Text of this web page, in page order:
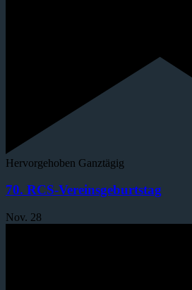
Hervorgehoben Ganztägig
70. RCS-Vereinsgeburtstag
Nov. 28